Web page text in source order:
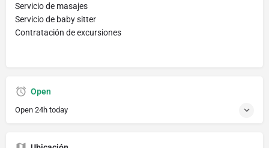
Servicio de masajes
Servicio de baby sitter
Contratación de excursiones
Open
Open 24h today